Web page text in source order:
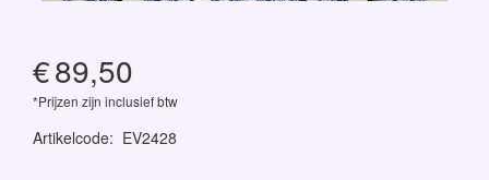
€89,50
*Prijzen zijn inclusief btw
Artikelcode: EV2428